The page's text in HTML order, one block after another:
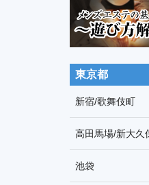
東京都
新宿/歌舞伎町
高田馬場/新大久
池袋